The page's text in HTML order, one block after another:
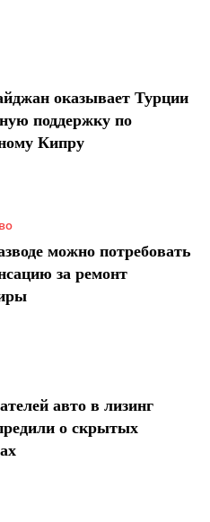
оказывает Турции
поддержку по
Кипру
можно потребовать
за ремонт
авто в лизинг
о скрытых